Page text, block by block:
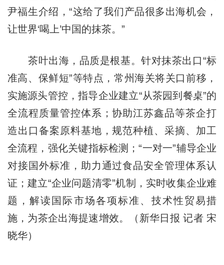
尹福生介绍，“这给了我们产品很多出海机会，
让世界‘喝上’中国的抹茶。”
茶叶出海，品质是根基。针对抹茶出口“标
准高、保鲜短”等特点，常州海关将关口前移，
实施源头管控，指导企业建立“从茶园到餐桌”的
全流程质量管控体系；协助江苏鑫品等茶企打
造出口备案原料基地，规范种植、采摘、加工
全流程，强化关键指标检测；“一对一”辅导企业
对接国外标准，助力通过食品安全管理体系认
证；建立“企业问题清零”机制，实时收集企业难
题，解读国际市场各项标准、技术性贸易措
施，为茶企出海提速增效。（新华日报 记者 宋
晓华）